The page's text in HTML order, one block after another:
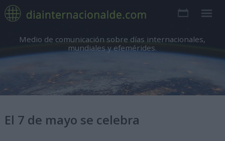
Medio de comunicación sobre días internacionales,
mundiales y efemérides.
El 7 de mayo se celebra